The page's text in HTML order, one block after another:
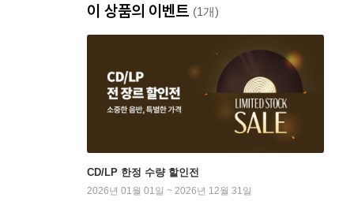
이 상품의 이벤트 (1개)
CD/LP 한정 수량 할인전
2026년 01월 01일 ~ 2026년 12월 31일